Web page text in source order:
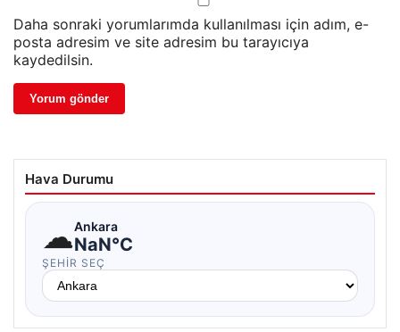
Daha sonraki yorumlarımda kullanılması için adım, e-
posta adresim ve site adresim bu tarayıcıya
kaydedilsin.
Hava Durumu
☁Ankara
NaN°C
ŞEHIR SEÇ